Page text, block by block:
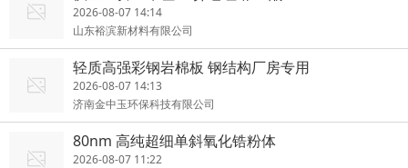
2026-08-07 14:14
山东裕滨新材料有限公司
轻质高强彩钢岩棉板 钢结构厂房专用
2026-08-07 14:13
济南金中玉环保科技有限公司
80nm 高纯超细单斜氧化锆粉体
2026-08-07 11:22